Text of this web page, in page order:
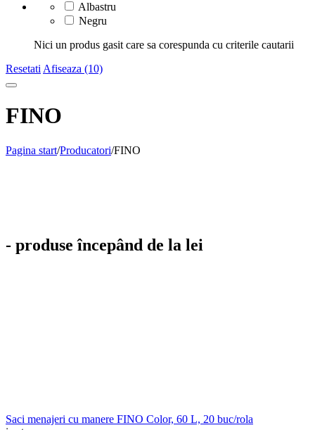
Albastru
Negru
Nici un produs gasit care sa corespunda cu criterile cautarii
Resetati Afiseaza (10)
FINO
Pagina start/Producatori/FINO
- produse începând de la lei
Saci menajeri cu manere FINO Color, 60 L, 20 buc/rola